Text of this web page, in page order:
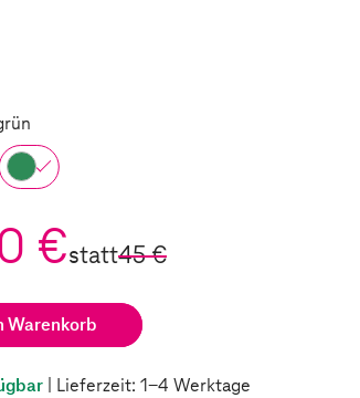
€statt45 €
Warenkorb
| Lieferzeit: 1-4 Werktage